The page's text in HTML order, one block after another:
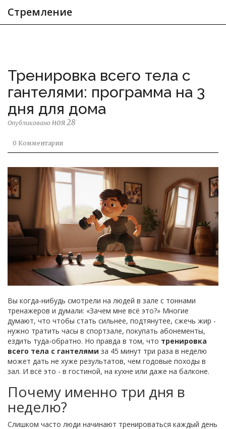
Стремление
Тренировка всего тела с
гантелями: программа на 3
дня для дома
Опубликовано ноя 28
0 Комментарии
Вы когда-нибудь смотрели на людей в зале с тоннами
тренажеров и думали: «Зачем мне всё это?» Многие
думают, что чтобы стать сильнее, подтянутее, сжечь жир -
нужно тратить часы в спортзале, покупать абонементы,
ездить туда-обратно. Но правда в том, что тренировка
всего тела с гантелями за 45 минут три раза в неделю
может дать не хуже результатов, чем годовые походы в
зал. И всё это - в гостиной, на кухне или даже на балконе.
Почему именно три дня в
неделю?
Слишком часто люди начинают тренироваться каждый день